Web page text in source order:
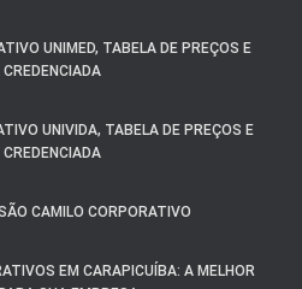
UNIMED, TABELA DE PREÇOS E
CREDENCIADA
UNIVIDA, TABELA DE PREÇOS E
CREDENCIADA
CAMILO CORPORATIVO
EM CARAPICUÍBA: A MELHOR